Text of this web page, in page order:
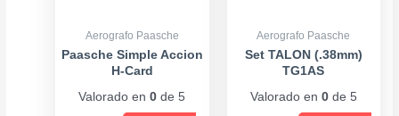
Aerografo Paasche
Paasche Simple Accion
H-Card
Valorado en0 de 5
Aerografo Paasche
Set TALON (.38mm)
TG1AS
Valorado en 0de 5